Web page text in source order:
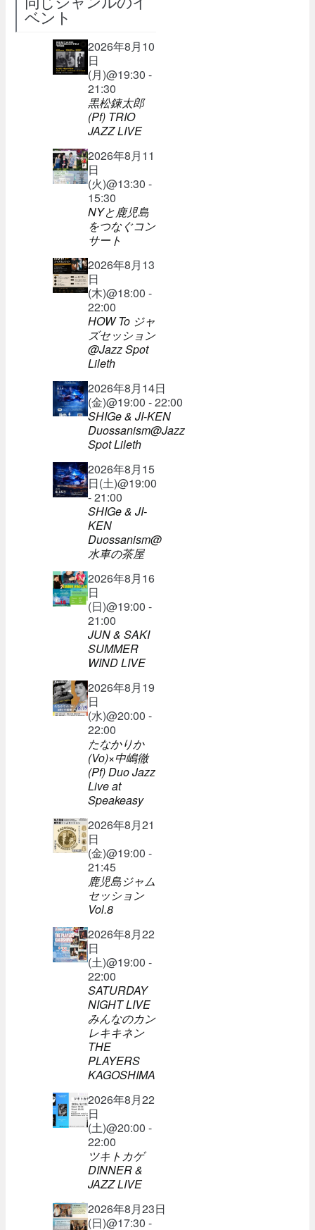
ベント
2026年8月10
日
(月)@19:30 -
21:30
黒松錬太郎
(Pf) TRIO
JAZZ LIVE
2026年8月11
日
(火)@13:30 -
15:30
NYと鹿児島
をつなぐコン
サート
2026年8月13
日
(木)@18:00 -
22:00
HOW To ジャ
ズセッション
@Jazz Spot
Lileth
2026年8月14日
(金)@19:00 - 22:00
SHIGe & JI-KEN
Duossanism@Jazz
Spot Lileth
2026年8月15
日(土)@19:00
- 21:00
SHIGe & JI-
KEN
Duossanism@
水車の茶屋
2026年8月16
日
(日)@19:00 -
21:00
JUN & SAKI
SUMMER
WIND LIVE
2026年8月19
日
(水)@20:00 -
22:00
たなかりか
(Vo)×中嶋徹
(Pf) Duo Jazz
Live at
Speakeasy
2026年8月21
日
(金)@19:00 -
21:45
鹿児島ジャム
セッション
Vol.8
2026年8月22
日
(土)@19:00 -
22:00
SATURDAY
NIGHT LIVE
みんなのカン
レキキネン
THE
PLAYERS
KAGOSHIMA
2026年8月22
日
(土)@20:00 -
22:00
ツキトカゲ
DINNER &
JAZZ LIVE
2026年8月23日
(日)@17:30 -